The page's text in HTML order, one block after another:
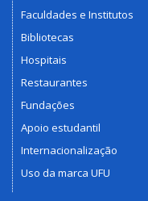
Faculdades e Institutos
Bibliotecas
Hospitais
Restaurantes
Fundações
Apoio estudantil
Internacionalização
Uso da marca UFU